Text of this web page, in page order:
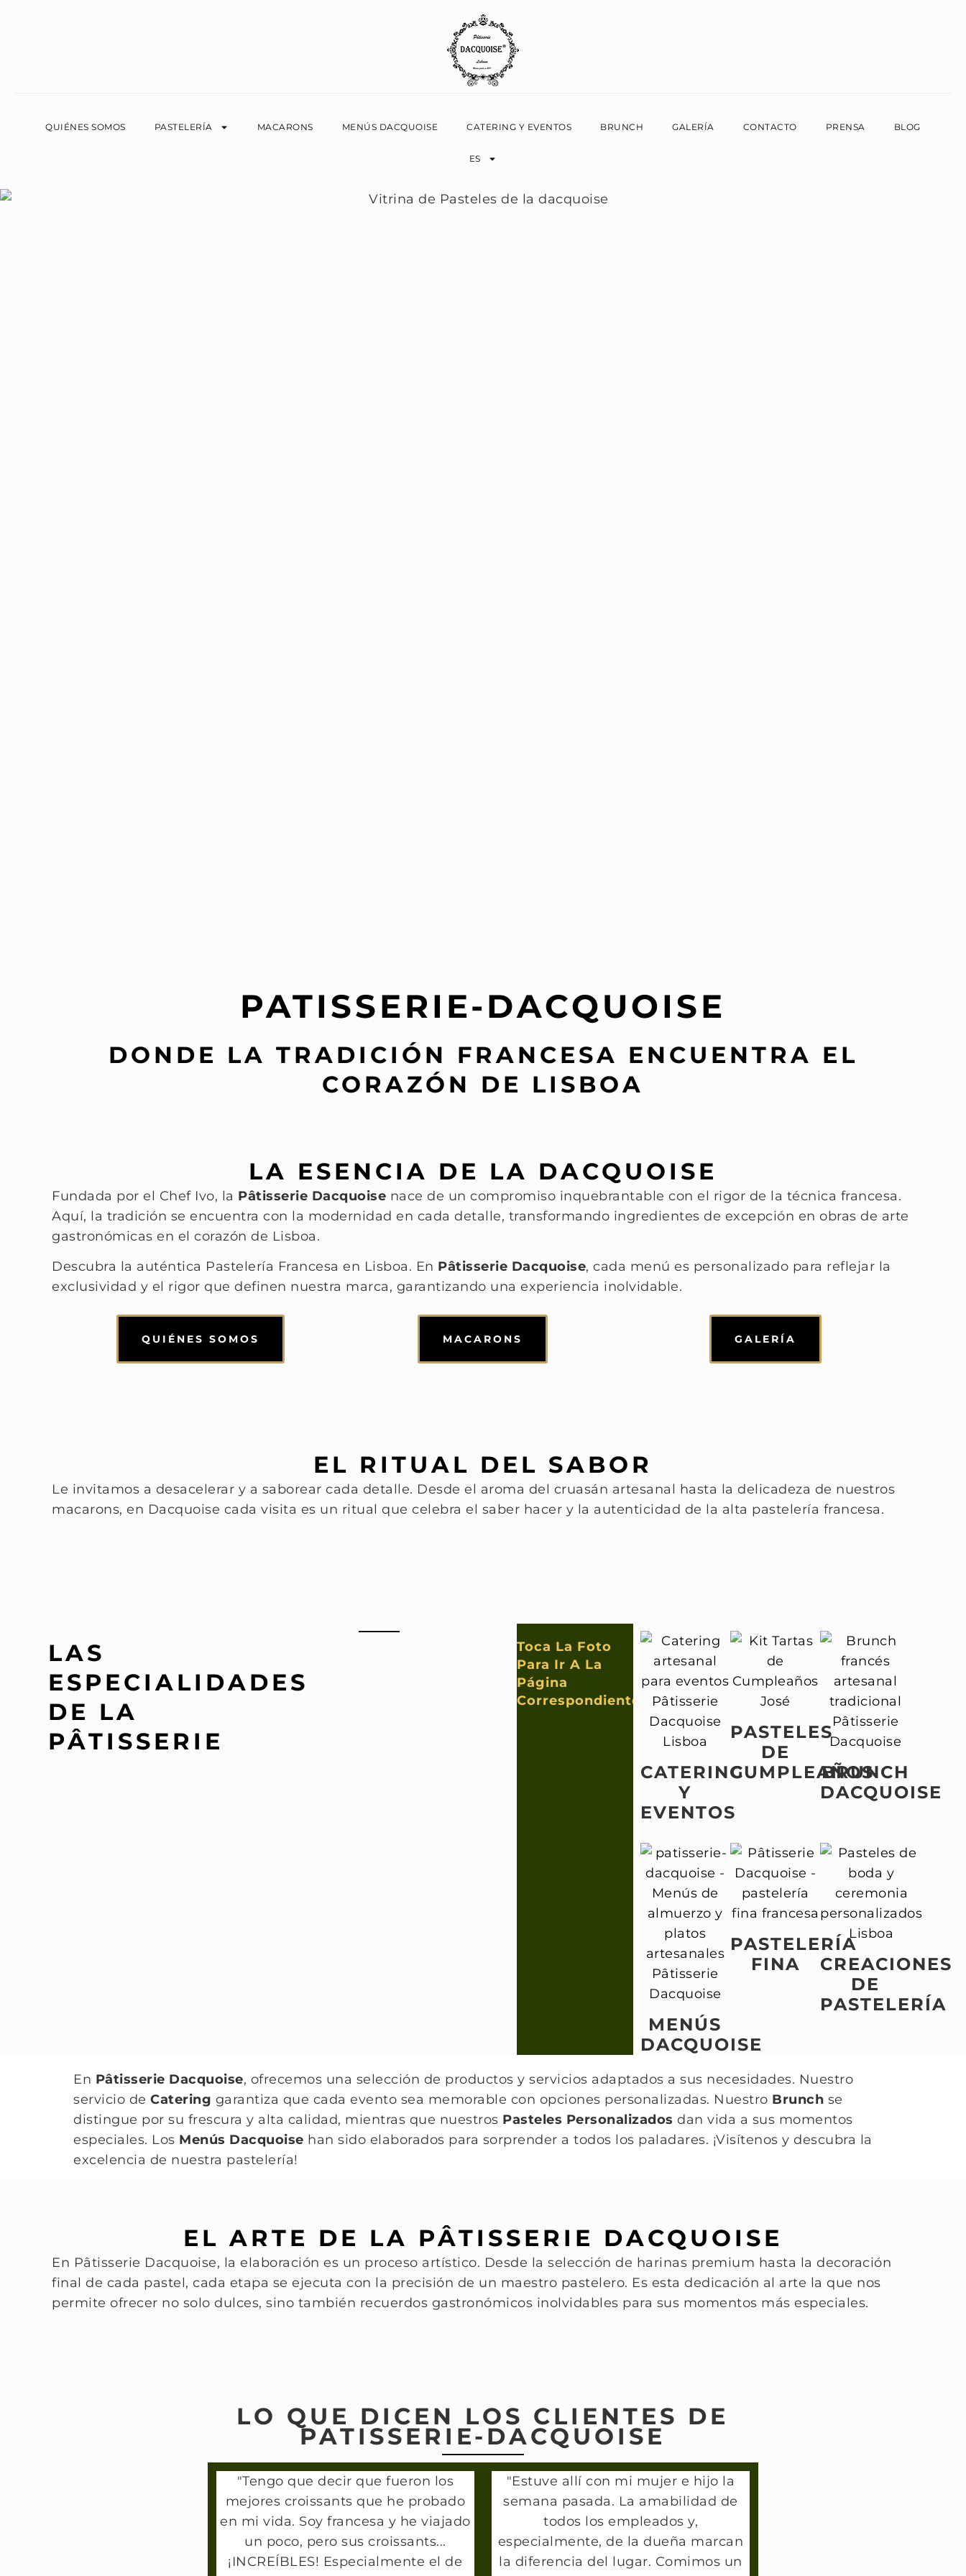
QUIÉNES SOMOS PASTELERÍA MACARONS MENÚS DACQUOISE CATERING Y EVENTOS BRUNCH GALERÍA CONTACTO PRENSA BLOG
ES
PATISSERIE-DACQUOISE
DONDE LA TRADICIÓN FRANCESA ENCUENTRA EL
CORAZÓN DE LISBOA
LA ESENCIA DE LA DACQUOISE
Fundada por el Chef Ivo, la Pâtisserie Dacquoise nace de un compromiso inquebrantable con el rigor de la técnica francesa.
Aquí, la tradición se encuentra con la modernidad en cada detalle, transformando ingredientes de excepción en obras de arte
gastronómicas en el corazón de Lisboa.
Descubra la auténtica Pastelería Francesa en Lisboa. En Pâtisserie Dacquoise, cada menú es personalizado para reflejar la
exclusividad y el rigor que definen nuestra marca, garantizando una experiencia inolvidable.
QUIÉNES SOMOS MACARONS GALERÍA
EL RITUAL DEL SABOR
Le invitamos a desacelerar y a saborear cada detalle. Desde el aroma del cruasán artesanal hasta la delicadeza de nuestros
macarons, en Dacquoise cada visita es un ritual que celebra el saber hacer y la autenticidad de la alta pastelería francesa.
LAS
ESPECIALIDADES
DE LA
PÂTISSERIE
Toca La Foto
Para Ir A La
Página
Correspondiente
CATERING
Y
EVENTOS
PASTELES
DE
CUMPLEAÑOS
BRUNCH
DACQUOISE
MENÚS
DACQUOISE
PASTELERÍA
FINA
CREACIONES
DE
PASTELERÍA
En Pâtisserie Dacquoise, ofrecemos una selección de productos y servicios adaptados a sus necesidades. Nuestro
servicio de Catering garantiza que cada evento sea memorable con opciones personalizadas. Nuestro Brunch se
distingue por su frescura y alta calidad, mientras que nuestros Pasteles Personalizados dan vida a sus momentos
especiales. Los Menús Dacquoise han sido elaborados para sorprender a todos los paladares. ¡Visítenos y descubra la
excelencia de nuestra pastelería!
EL ARTE DE LA PÂTISSERIE DACQUOISE
En Pâtisserie Dacquoise, la elaboración es un proceso artístico. Desde la selección de harinas premium hasta la decoración
final de cada pastel, cada etapa se ejecuta con la precisión de un maestro pastelero. Es esta dedicación al arte la que nos
permite ofrecer no solo dulces, sino también recuerdos gastronómicos inolvidables para sus momentos más especiales.
LO QUE DICEN LOS CLIENTES DE
PATISSERIE-DACQUOISE
"Tengo que decir que fueron los
mejores croissants que he probado
en mi vida. Soy francesa y he viajado
un poco, pero sus croissants...
¡INCREÍBLES! Especialmente el de
"Estuve allí con mi mujer e hijo la
semana pasada. La amabilidad de
todos los empleados y,
especialmente, de la dueña marcan
la diferencia del lugar. Comimos un